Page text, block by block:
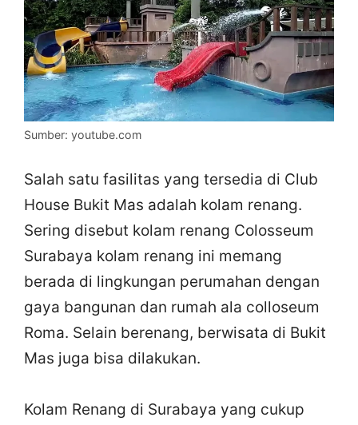
Sumber: youtube.com
Salah satu fasilitas yang tersedia di Club
House Bukit Mas adalah kolam renang.
Sering disebut kolam renang Colosseum
Surabaya kolam renang ini memang
berada di lingkungan perumahan dengan
gaya bangunan dan rumah ala colloseum
Roma. Selain berenang, berwisata di Bukit
Mas juga bisa dilakukan.
Kolam Renang di Surabaya yang cukup